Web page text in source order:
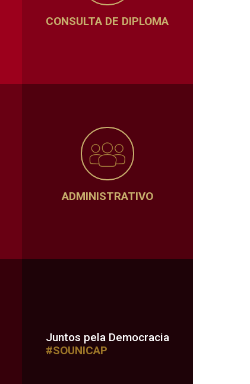
CONSULTA DE DIPLOMA
ADMINISTRATIVO
Juntos pela Democracia
#SOUNICAP